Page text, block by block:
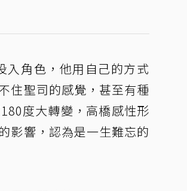
入角色，他用自己的方式
住聖司的感覺，甚至有種
度大轉變，高橋感性形
影響，認為是一生難忘的